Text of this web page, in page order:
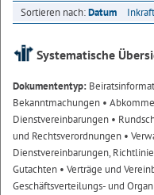
Sortieren nach:Datum
Systematische
Dokumententyp:
Bekanntmachungen •
Dienstvereinbarungen •
und Rechtsverordnungen •
Dienstvereinbarungen,
Gutachten • Verträge und
Geschäftsverteilungs- und